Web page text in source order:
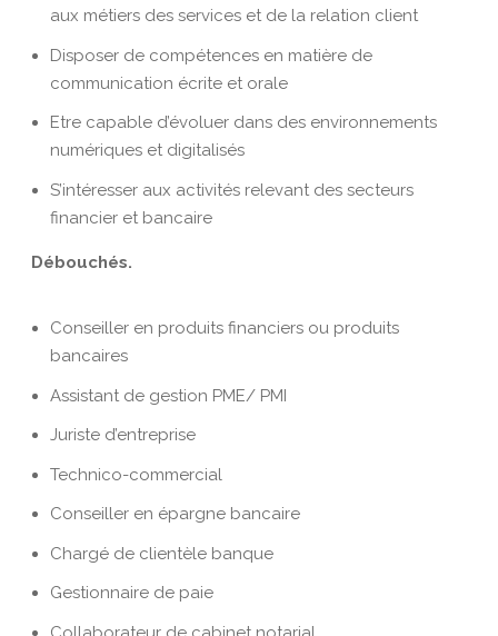
aux métiers des services et de la relation client
Disposer de compétences en matière de
communication écrite et orale
Etre capable d’évoluer dans des environnements
numériques et digitalisés
S’intéresser aux activités relevant des secteurs
financier et bancaire
Débouchés.
Conseiller en produits financiers ou produits
bancaires
Assistant de gestion PME/ PMI
Juriste d’entreprise
Technico-commercial
Conseiller en épargne bancaire
Chargé de clientèle banque
Gestionnaire de paie